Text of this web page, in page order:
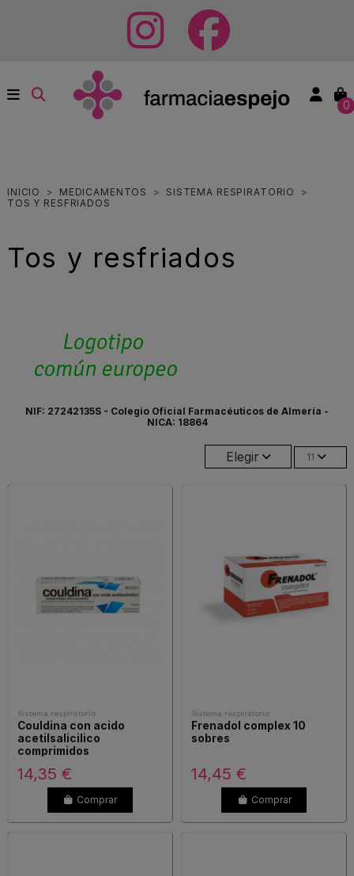
0
INICIO MEDICAMENTOS
SISTEMA RESPIRATORIO
TOS Y RESFRIADOS
Tos y resfriados
NIF: 27242135S - Colegio Oficial Farmacéuticos de Almería -
NICA: 18864
Elegir 11
Sistema respiratorio
Couldina con acido
acetilsalicilico
comprimidos
comprimidos
14,35 €
Comprar
Sistema respiratorio
Frenadol complex 10
sobres
14,45 €
Comprar